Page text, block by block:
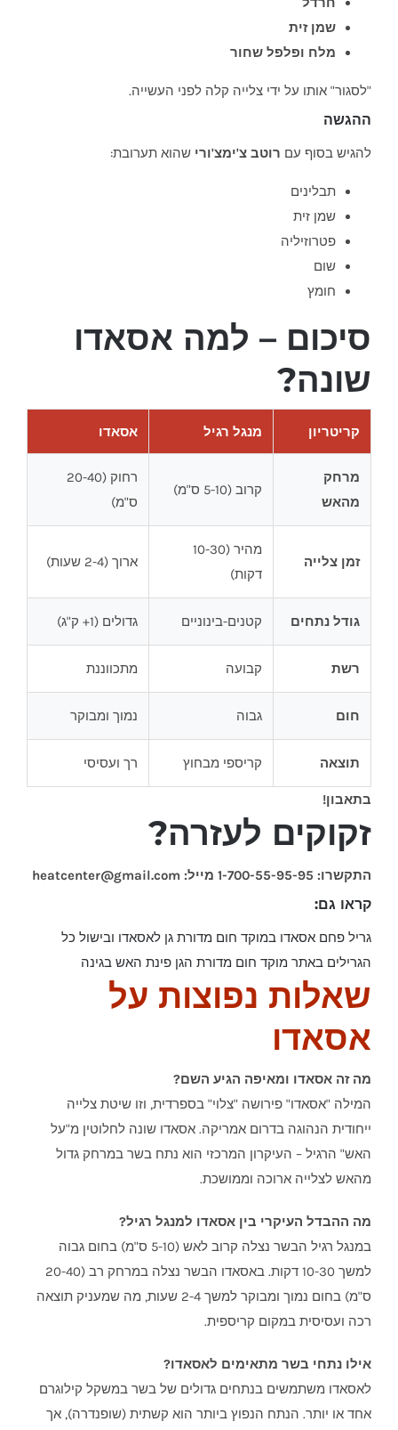
שמן זית
מלח ופלפל שחור
"לסגור" אותו על ידי צלייה קלה לפני העשייה.
ההגשה
להגיש בסוף עםרוטב צ'ימצ'ורישהוא תערובת:
תבלינים
שמן זית
פטרוזיליה
שום
חומץ
סיכום – למה אסאדו
שונה?
קריטריון מנגל רגיל אסאדו
מרחק
מהאש
קרוב (5-10 ס"מ)
רחוק (20-40
ס"מ)
זמן צלייה
מהיר (10-30
דקות)
ארוך (2-4 שעות)
גודל נתחים קטנים-בינוניים גדולים (1+ ק"ג)
רשת קבועה מתכווננת
חום גבוה נמוך ומבוקר
תוצאה קריספי מבחוץ רך ועסיסי
בתאבון!
זקוקים לעזרה?
התקשרו: 1-700-55-95-95 מייל: heatcenter@gmail.com
קראו גם:
גריל פחם אסאדו במוקד חום מדורת גן לאסאדו ובישול כל
הגרילים באתר מוקד חום מדורת הגן פינת האש בגינה
שאלות נפוצות על
אסאדו
מה זה אסאדו ומאיפה הגיע השם?
המילה "אסאדו" פירושה "צלוי" בספרדית, וזו שיטת צלייה
ייחודית הנהוגה בדרום אמריקה. אסאדו שונה לחלוטין מ"על
האש" הרגיל – העיקרון המרכזי הוא נתח בשר במרחק גדול
מהאש לצלייה ארוכה וממושכת.
מה ההבדל העיקרי בין אסאדו למנגל רגיל?
במנגל רגיל הבשר נצלה קרוב לאש (5-10 ס"מ) בחום גבוה
למשך 10-30 דקות. באסאדו הבשר נצלה במרחק רב (20-40
ס"מ) בחום נמוך ומבוקר למשך 2-4 שעות, מה שמעניק תוצאה
רכה ועסיסית במקום קריספית.
אילו נתחי בשר מתאימים לאסאדו?
לאסאדו משתמשים בנתחים גדולים של בשר במשקל קילוגרם
אחד או יותר. הנתח הנפוץ ביותר הוא קשתית (שופנדרה), אך